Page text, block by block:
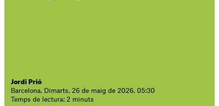
Jordi Prió
Barcelona. Dimarts, 26 de maig de 2026. 05:30
Temps de lectura: 2 minuts